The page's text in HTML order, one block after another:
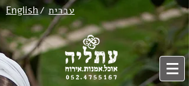
/עברית English